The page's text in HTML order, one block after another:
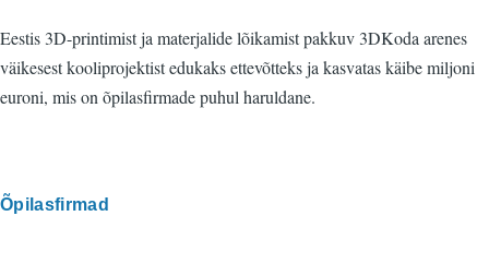
Eestis 3D-printimist ja materjalide lõikamist pakkuv 3DKoda arenes
väikesest kooliprojektist edukaks ettevõtteks ja kasvatas käibe miljoni
euroni, mis on õpilasfirmade puhul haruldane.
Õpilasfirmad